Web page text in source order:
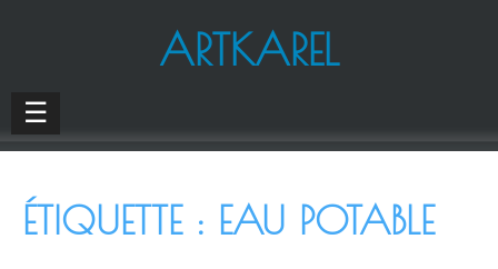
ARTKAREL
☰
ÉTIQUETTE : EAU POTABLE